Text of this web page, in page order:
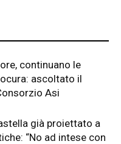
continuano le
ascoltato il
Asi
già proiettato a
“No ad intese con